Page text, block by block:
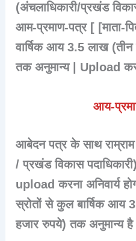
(अंचलाधिकारी/प्रखंड विकास
आम-प्रमाण-पत्र [ [माता-
वार्षिक आय 3.5 लाख
तक अनुमान्य | Upload
आय-
आबेदन पत्र के साथ राम्राम
/ प्रखंड विकास
upload करना अनिवार्य
स्रोतों से कुल बार्षिक आय
हजार रुपये) तक अनुमान्य